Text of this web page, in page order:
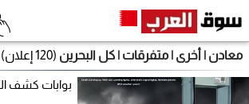
معادن | أخرى | متفرقات | كل البحرين (120 إعلان)
بوابات كشف